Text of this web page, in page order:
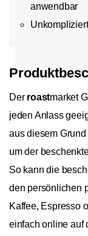
anwendbar
Der roastmarket
jeden Anlass
aus diesem
um der
So kann die
den persönlichen
Kaffee, Espresso
einfach online auf